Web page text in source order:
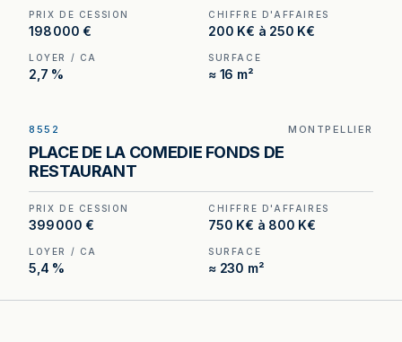
PRIX DE CESSION
198 000 €
CHIFFRE D'AFFAIRES
200 K€ à 250 K€
LOYER / CA
2,7 %
SURFACE
≈ 16 m²
deux pas de la Place de la Comédie.
8552 MONTPELLIER
PLACE DE LA COMEDIE FONDS DE
RESTAURANT
PRIX DE CESSION
399 000 €
CHIFFRE D'AFFAIRES
750 K€ à 800 K€
LOYER / CA
5,4 %
SURFACE
≈ 230 m²